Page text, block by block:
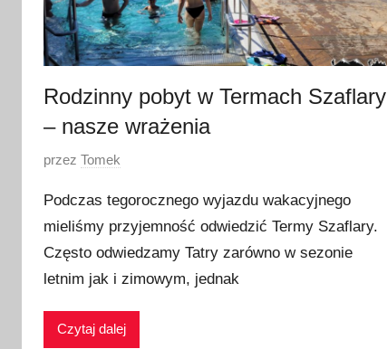
Rodzinny pobyt w Termach Szaflary
– nasze wrażenia
O
u
b
l
i
przez Tomek
Podczas tegorocznego wyjazdu wakacyjnego
mieliśmy przyjemność odwiedzić Termy Szaflary.
Często odwiedzamy Tatry zarówno w sezonie
letnim jak i zimowym, jednak
Czytaj dalej